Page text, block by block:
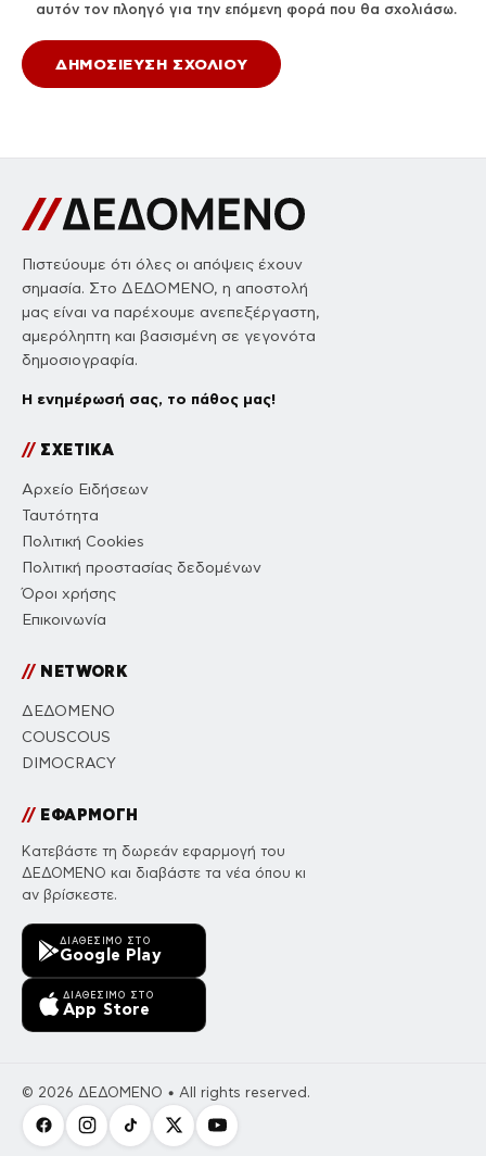
αυτόν τον πλοηγό για την επόμενη φορά που θα σχολιάσω.
Πιστεύουμε ότι όλες οι απόψεις έχουν
σημασία. Στο ΔΕΔΟΜΕΝΟ, η αποστολή
μας είναι να παρέχουμε ανεπεξέργαστη,
αμερόληπτη και βασισμένη σε γεγονότα
δημοσιογραφία.
Η ενημέρωσή σας, το πάθος μας!
//ΣΧΕΤΙΚΑ
Αρχείο Ειδήσεων
Ταυτότητα
Πολιτική Cookies
Πολιτική προστασίας δεδομένων
Όροι χρήσης
Επικοινωνία
//NETWORK
ΔΕΔΟΜΕΝΟ
COUSCOUS
DIMOCRACY
//ΕΦΑΡΜΟΓΗ
Κατεβάστε τη δωρεάν εφαρμογή του
ΔΕΔΟΜΕΝΟ και διαβάστε τα νέα όπου κι
αν βρίσκεστε.
ΔΙΑΘΈΣΙΜΟ ΣΤΟ
Google Play
ΔΙΑΘΈΣΙΜΟ ΣΤΟ
App Store
© 2026 ΔΕΔΟΜΕΝΟ • All rights reserved.